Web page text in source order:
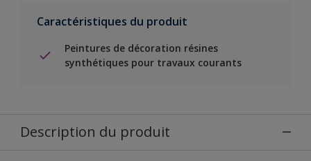
Caractéristiques du produit
Peintures de décoration résines
synthétiques pour travaux courants
Description du produit